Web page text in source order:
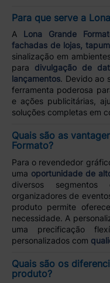
Para que serve a
A Lona Grande
fachadas de lojas,
sinalização em
para divulgação de
lançamentos. Devido ao
ferramenta poderosa
e ações publicitárias,
soluções completas em
Quais são as
Formato?
Para o revendedor
uma oportunidade de
diversos
organizadores de
produto permite
necessidade. A
uma precificação
personalizados com
Quais são os
produto?